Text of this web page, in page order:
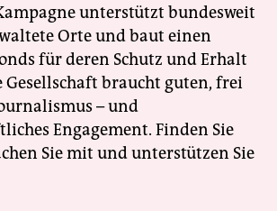
unterstützt bundesweit
Orte und baut einen
für deren Schutz und Erhalt
Gesellschaft braucht guten, frei
– und
Engagement. Finden Sie
Sie mit und unterstützen Sie